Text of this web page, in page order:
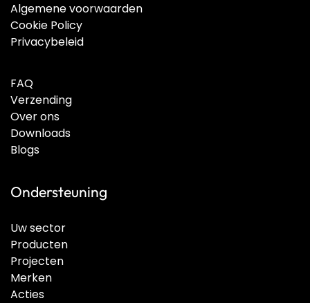
Algemene voorwaarden
Cookie Policy
Privacybeleid
FAQ
Verzending
Over ons
Downloads
Blogs
Ondersteuning
Uw sector
Producten
Projecten
Merken
Acties